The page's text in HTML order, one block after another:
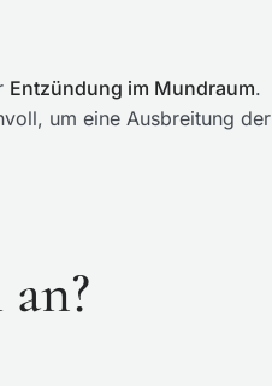
Entzündung im Mundraum.
um eine Ausbreitung der